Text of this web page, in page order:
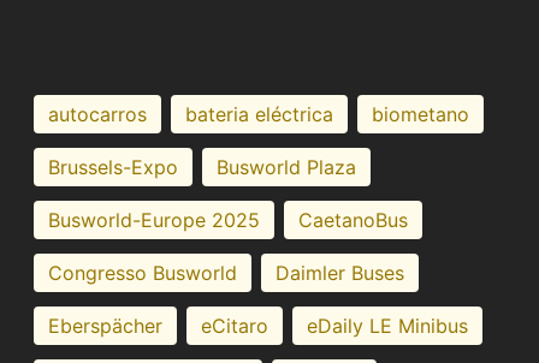
autocarros bateria eléctrica biometano
Brussels-Expo Busworld Plaza
Busworld-Europe 2025 CaetanoBus
Congresso Busworld Daimler Buses
Eberspächer eCitaro eDaily LE Minibus